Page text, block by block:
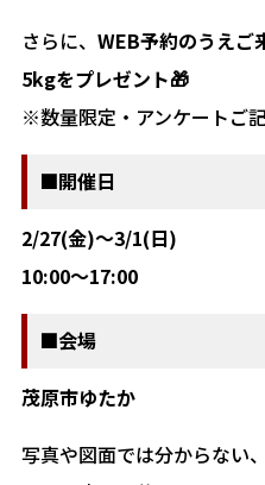
さらに、 WEB予約のうえご
5kgをプレゼント🎁
※数量限定・アンケートご
■開催日
2/27(金)～3/1(日)
10:00〜17:00
■会場
茂原市ゆたか
写真や図面では分からない、